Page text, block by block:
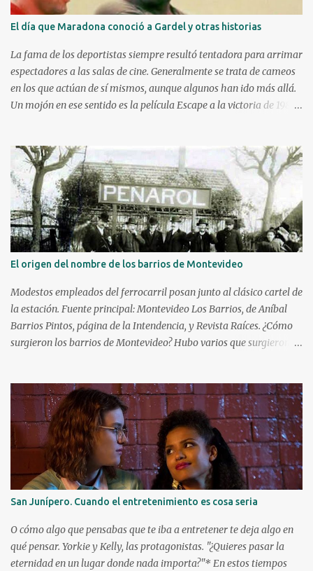
El día que Maradona conoció a Gardel y otras historias
La fama de los deportistas siempre resultó tentadora para arrimar
espectadores a las salas de cine. Generalmente se trata de cameos
en los que actúan de sí mismos, aunque algunos han ido más allá.
Un mojón en ese sentido es la película Escape a la victoria de 1982
una recreación muy libre del llamado partido de la muerte jugado
en Kiev, Ucrania, el 9 de agosto de 1942, bajo la ocupación nazi.
Stallone atajando un penal sobre la hora. Hoy nos enfocaremos en
tres historias de deportistas que fueron más allá, incluso alguno
llegando a construir una carrera como actor y obteniendo elogios
de la crítica. Kareem Abdul-Jabbar Uno d e los máximos
anotadores de la historia de la NBA con 38387 puntos, debutó en el
cine a las patadas en 1972 con Bruce Lee. Kareem ya era una figura
conocida, venía de ganar su primer anillo en la NBA con los
Milwaukee Bucks. Debutó a l...
El origen del nombre de los barrios de Montevideo
Modestos empleados del ferrocarril posan junto al clásico cartel de
la estación. Fuente principal: Montevideo Los Barrios, de Aníbal
Barrios Pintos, página de la Intendencia, y Revista Raíces. ¿Cómo
surgieron los barrios de Montevideo? Hubo varios que surgieron de
Buceo. Y luego hay varios que fueron creados por especuladores de
tierras que lotearon terrenos y los vendieron en cuotas para la
instalación de viviendas, en particular a inmigrantes. Éstos solían
apelar a lugares o personajes de sus países de origen para darle
nombre a estos nuevos barrios. ¿Quiénes fueron los principales
creadores de barrios? Los tres principales fueron el montevideano
Francisco Piria, el argentino Florencio Escardó y el español Emilio
Reus. ¿Qué barrios creó cada uno? Florencio Escardó , periodista,
rematador, escritor y autor teatral, creó el barrio Atahualpa en
1868, el...
San Junípero. Cuando el entretenimiento es cosa seria
O cómo algo que pensabas que te iba a entretener te deja algo en
qué pensar. Yorkie y Kelly, las protagonistas. "¿Quieres pasar la
eternidad en un lugar donde nada importa?"* En estos tiempos